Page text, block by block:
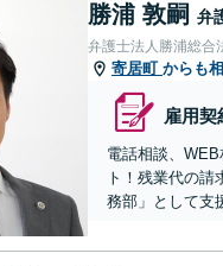
勝浦 敦嗣 弁
弁護士法人勝浦総合
寄居町 からも
雇用
電話相談、
ト！残業代の
務部」として支